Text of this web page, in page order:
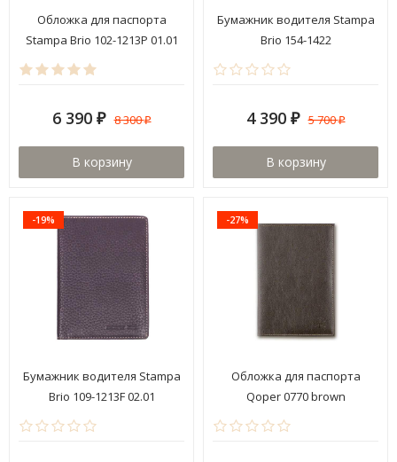
Обложка для паспорта
Stampa Brio 102-1213P 01.01
6 390 ₽ 8 300₽
В корзину
Бумажник водителя Stampa
Brio 154-1422
4 390 ₽ 5 700₽
В корзину
-19%
Бумажник водителя Stampa
Brio 109-1213F 02.01
-27%
Обложка для паспорта
Qoper 0770 brown